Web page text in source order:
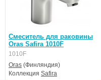
Cмеситель для раковины
Oras Safira 1010F
1010F
Oras (Финляндия)
Коллекция Safira